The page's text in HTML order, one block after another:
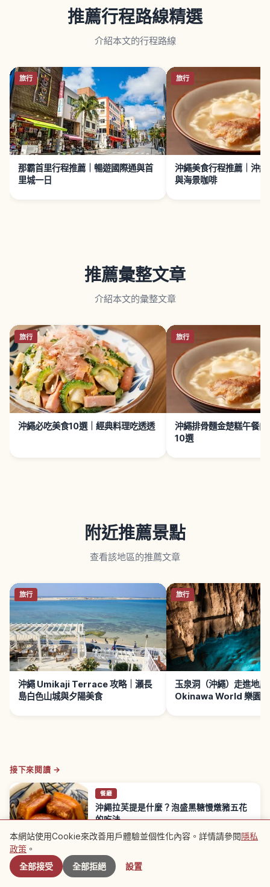
推薦行程路線精選
介紹本文的行程路線
旅行
那霸首里行程推薦｜暢遊國際通與首
里城一日
旅行
沖繩美食行程推薦｜沖繩
與海景咖啡
推薦彙整文章
介紹本文的彙整文章
旅行
沖繩必吃美食10選｜經典料理吃透透
旅行
沖繩排骨麵金楚糕午餐肉
10選
附近推薦景點
查看該地區的推薦文章
旅行
沖繩 Umikaji Terrace 攻略｜瀨長
島白色山城與夕陽美食
旅行
玉泉洞（沖繩）走進地底
Okinawa World 樂園
接下來閱讀 →
餐廳
沖繩拉芙提是什麼？泡盛黑糖慢燉豬五花
的吃法
拉芙提（ラフテー）是沖繩代表性傳統豬肉料理，以
豬五花用泡盛、醬油、黑糖慢火燉煮而成，柔嫩多
年）受中國料理影響而誕生，有一說源自中國「東坡
肉」。沖繩有「除了叫聲以外都會吃」的豬肉文化，
常使用帶皮豬肉燉煮，富含膠質。
附近景點
本網站使用Cookie來改善用戶體驗並個性化內容。詳情請參閱隱私
政策 。
全部接受
全部拒絕 設置